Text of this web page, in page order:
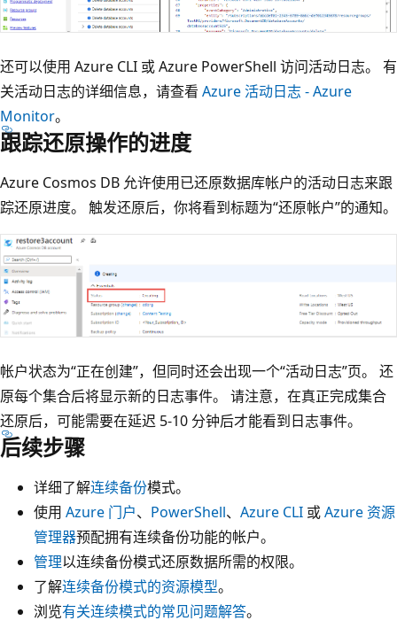
还可以使用 Azure CLI 或 Azure PowerShell 访问活动日志。 有
关活动日志的详细信息，请查看 Azure 活动日志 - Azure
Monitor。
跟踪还原操作的进度
Azure Cosmos DB 允许使用已还原数据库帐户的活动日志来跟
踪还原进度。 触发还原后，你将看到标题为“还原帐户”的通知。
帐户状态为“正在创建”，但同时还会出现一个“活动日志”页。 还
原每个集合后将显示新的日志事件。 请注意，在真正完成集合
还原后，可能需要在延迟 5-10 分钟后才能看到日志事件。
后续步骤
详细了解连续备份模式。
使用 Azure 门户、 PowerShell、 Azure CLI 或Azure 资源
管理器预配拥有连续备份功能的帐户。
管理以连续备份模式还原数据所需的权限。
了解连续备份模式的资源模型。
浏览有关连续模式的常见问题解答。